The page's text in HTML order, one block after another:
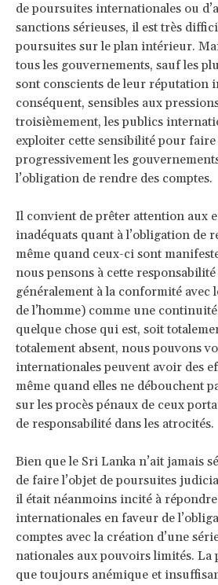
de poursuites internationales ou
sanctions sérieuses, il est très
poursuites sur le plan intérieur.
tous les gouvernements, sauf les
sont conscients de leur réputation
conséquent, sensibles aux
troisièmement, les publics
exploiter cette sensibilité pour
progressivement les
l’obligation de rendre des comptes.
Il convient de prêter attention aux
inadéquats quant à l’obligation de
même quand ceux-ci sont
nous pensons à cette
généralement à la conformité avec
de l’homme) comme une
quelque chose qui est, soit
totalement absent, nous pouvons
internationales peuvent avoir des
même quand elles ne débouchent
sur les procès pénaux de ceux
de responsabilité dans les atrocités.
Bien que le Sri Lanka n’ait jamais
de faire l’objet de poursuites
il était néanmoins incité à
internationales en faveur de
comptes avec la création d’une
nationales aux pouvoirs limités. La
que toujours anémique et